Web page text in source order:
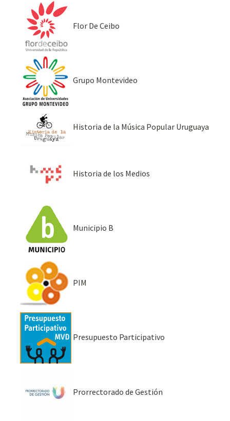
Flor De Ceibo
Grupo Montevideo
Historia de la Música Popular Uruguaya
Historia de los Medios
Municipio B
PIM
Presupuesto Participativo
Prorrectorado de Gestión